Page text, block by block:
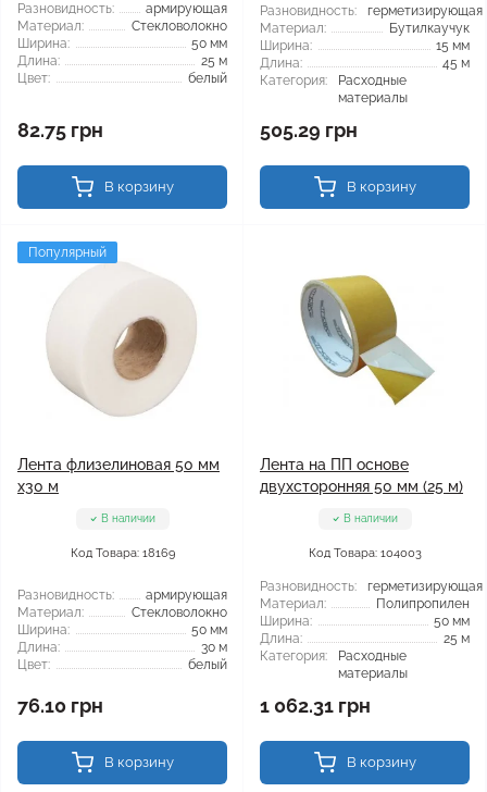
Разновидность:
армирующая
Материал:
Стекловолокно
Ширина:
50 мм
Длина:
25 м
Цвет:
белый
82.75 грн
В корзину
Разновидность:
герметизирующая
Материал:
Бутилкаучук
Ширина:
15 мм
Длина:
45 м
Категория:
Расходные
материалы
505.29 грн
В корзину
Популярный
Лента флизелиновая 50 мм
х30 м
В наличии
Код Товара: 18169
Разновидность:
армирующая
Материал:
Стекловолокно
Ширина:
50 мм
Длина:
30 м
Цвет:
белый
76.10 грн
В корзину
Лента на ПП основе
двухсторонняя 50 мм (25 м)
В наличии
Код Товара: 104003
Разновидность:
герметизирующая
Материал:
Полипропилен
Ширина:
50 мм
Длина:
25 м
Категория:
Расходные
материалы
1 062.31 грн
В корзину